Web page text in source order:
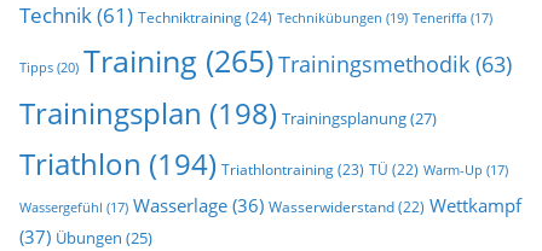
Technik(61) Techniktraining(24) Technikübungen (19) Teneriffa (17)
Tipps (20) Training (265)Trainingsmethodik (63)
Trainingsplan (198) Trainingsplanung(27)
Triathlon (194) Triathlontraining(23) TÜ (22) Warm-Up (17)
Wassergefühl (17) Wasserlage (36) Wasserwiderstand(22) Wettkampf
(37) Übungen (25)